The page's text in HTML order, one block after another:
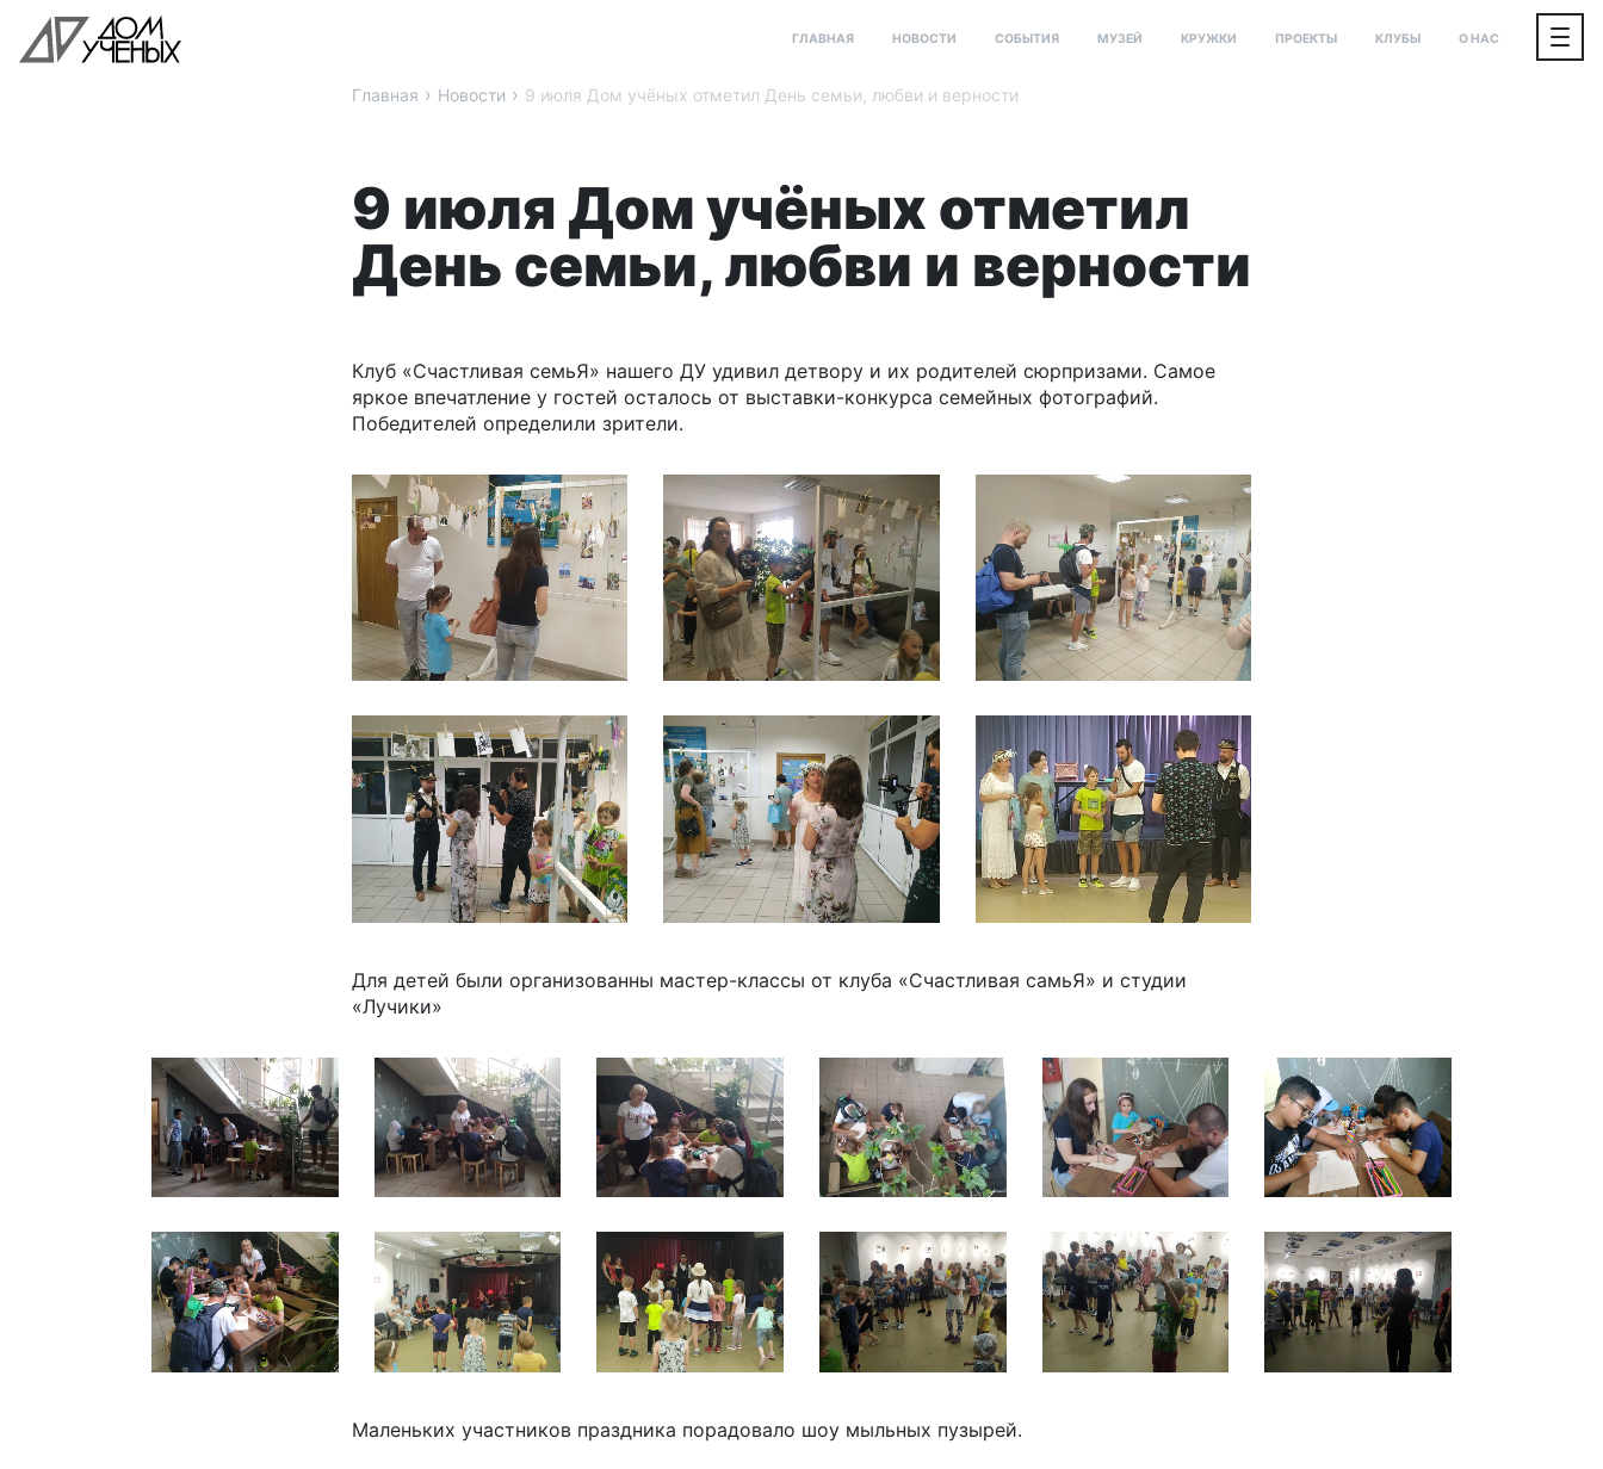
ГЛАВНАЯ НОВОСТИ СОБЫТИЯ МУЗЕЙ КРУЖКИ ПРОЕКТЫ КЛУБЫ О НАС
Главная › Новости › 9 июля Дом учёных отметил День семьи, любви и верности
9 июля Дом учёных отметил
День семьи, любви и верности
Клуб «Счастливая семьЯ» нашего ДУ удивил детвору и их родителей сюрпризами. Самое
яркое впечатление у гостей осталось от выставки-конкурса семейных фотографий.
Победителей определили зрители.
Для детей были организованны мастер-классы от клуба «Счастливая самьЯ» и студии
«Лучики»
Маленьких участников праздника порадовало шоу мыльных пузырей.